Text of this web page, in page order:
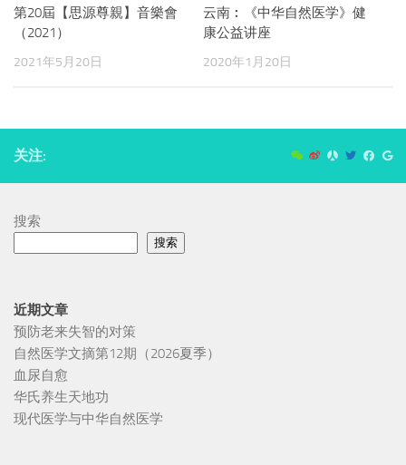
第20屆【思源尊親】音樂會
（2021）
2021年5月20日
云南︰《中华自然医学》健
康公益讲座
2020年1月20日
关注:
搜索
搜索
近期文章
预防老来失智的对策
自然医学文摘第12期（2026夏季）
血尿自愈
华氏养生天地功
现代医学与中华自然医学